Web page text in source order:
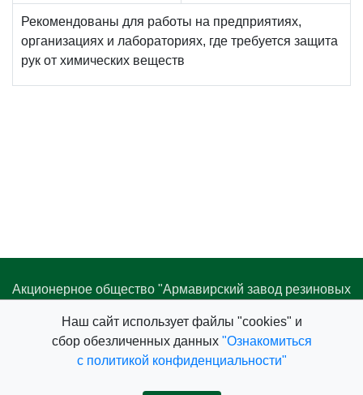
Рекомендованы для работы на предприятиях,
организациях и лабораториях, где требуется защита
рук от химических веществ
Наш cайт использует файлы "cookies" и
сбор обезличенных данных "Ознакомиться
с политикой конфиденциальности"
Акционерное общество "Армавирский завод резиновых
352931, Россия, Краснодарский край,
г. Армавир, ул. Новороссийская, 2/4